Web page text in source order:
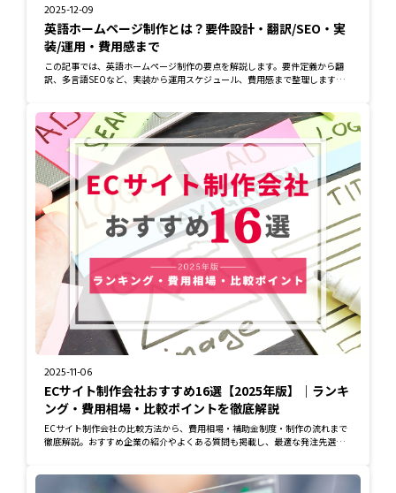
2025-12-09
英語ホームページ制作とは？要件設計・翻訳/SEO・実
装/運用・費用感まで
この記事では、英語ホームページ制作の要点を解説します。要件定義から翻
訳、多言語SEOなど、実装から運用スケジュール、費用感まで整理します。
2025-11-06
ECサイト制作会社おすすめ16選【2025年版】｜ランキ
ング・費用相場・比較ポイントを徹底解説
ECサイト制作会社の比較方法から、費用相場・補助金制度・制作の流れまで
徹底解説。おすすめ企業の紹介やよくある質問も掲載し、最適な発注先選び